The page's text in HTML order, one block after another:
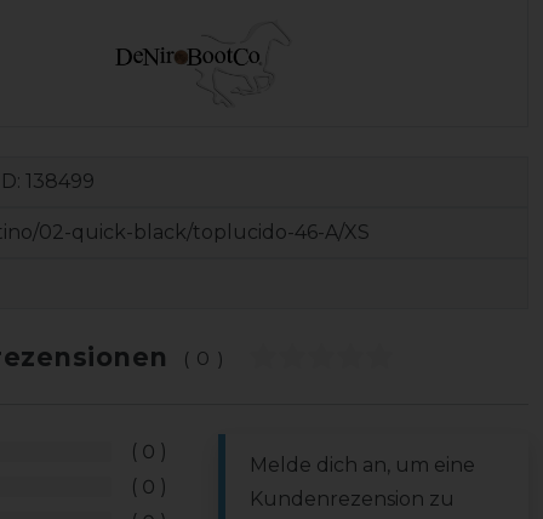
138499
02-quick-black/toplucido-46-A/XS
(0)
0
0
Melde dich an, um eine
Kundenrezension zu